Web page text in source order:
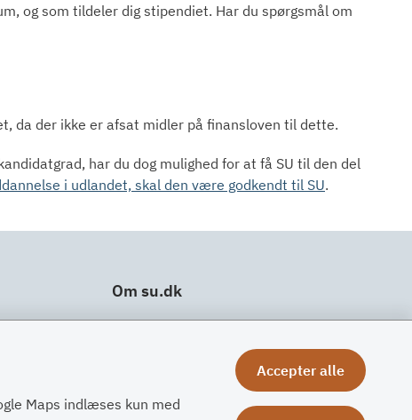
og som tildeler dig stipendiet. Har du spørgsmål om
da der ikke er afsat midler på finansloven til dette.
har du dog mulighed for at få SU til den del
i udlandet, skal den være godkendt til SU.
Om su.dk
Tilgængelighedserklæring
Maps indlæses kun med
Accepter alle